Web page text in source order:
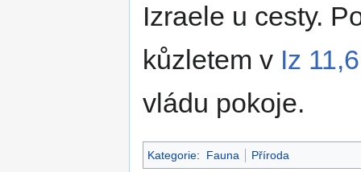
Izraele u cesty.
kůzletem v Iz 11,6
vládu pokoje.
Kategorie: Fauna Příroda